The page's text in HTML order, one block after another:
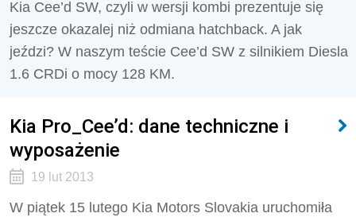
Kia Cee’d SW, czyli w wersji kombi prezentuje się
jeszcze okazalej niż odmiana hatchback. A jak
jeździ? W naszym teście Cee’d SW z silnikiem Diesla
1.6 CRDi o mocy 128 KM.
Kia Pro_Cee’d: dane techniczne i
wyposażenie
19 lut 2013
W piątek 15 lutego Kia Motors Slovakia uruchomiła